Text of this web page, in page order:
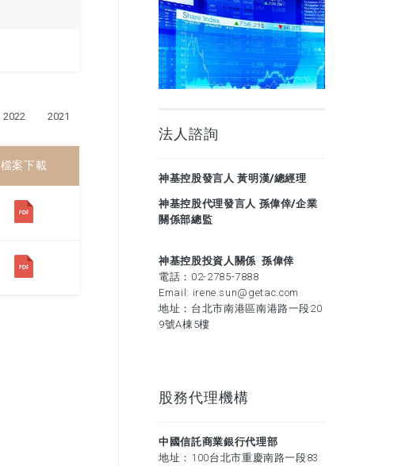
2022 2021
檔案下載
法人諮詢
神基控股發言人 黃明漢/總經理
神基控股代理發言人 孫偉倖/企業
關係部總監
神基控股投資人關係 孫偉倖
電話： 02-2785-7888
Email: irene.sun@getac.com
地址：台北市南港區南港路一段20
9號A棟5樓
股務代理機構
中國信託商業銀行代理部
地址：100台北市重慶南路一段83